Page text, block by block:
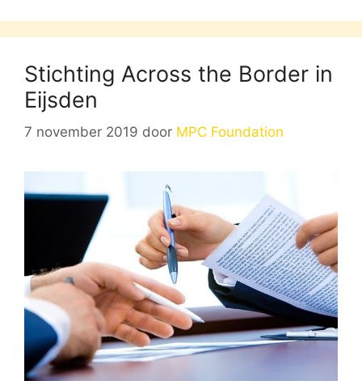
Stichting Across the Border in
Eijsden
7 november 2019 door MPC Foundation